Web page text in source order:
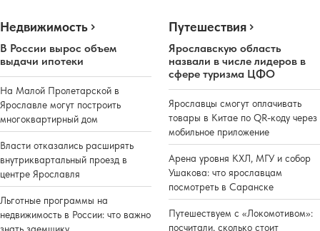
Недвижимость
В России вырос объем
выдачи ипотеки
На Малой Пролетарской в
Ярославле могут построить
многоквартирный дом
Власти отказались расширять
внутриквартальный проезд в
центре Ярославля
Льготные программы на
недвижимость в России: что важно
Путешествия
Ярославскую область
назвали в числе лидеров в
сфере туризма ЦФО
Ярославцы смогут оплачивать
товары в Китае по QR-коду через
мобильное приложение
Арена уровня КХЛ, МГУ и собор
Ушакова: что ярославцам
посмотреть в Саранске
Путешествуем с «Локомотивом»:
посчитали, сколько стоит